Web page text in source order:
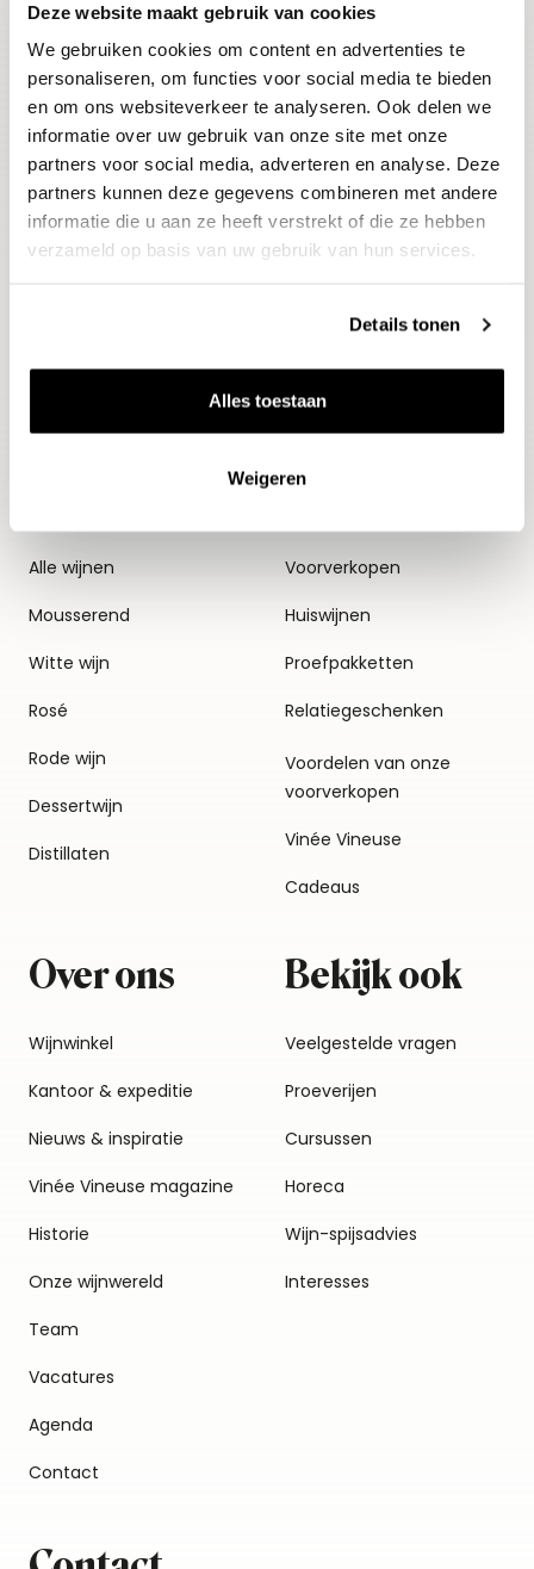
Deze website maakt gebruik van cookies
We gebruiken cookies om content en advertenties te
personaliseren, om functies voor social media te bieden
en om ons websiteverkeer te analyseren. Ook delen we
informatie over uw gebruik van onze site met onze
partners voor social media, adverteren en analyse. Deze
partners kunnen deze gegevens combineren met andere
informatie die u aan ze heeft verstrekt of die ze hebben
verzameld op basis van uw gebruik van hun services.
Details tonen
Alles toestaan
Weigeren
Blijf op de hoogte
Ontvang het laatste wijnnieuws, proeverijen en
evenementen
E-mailadres
Aanmelden
Alle wijnen
Mousserend
Witte wijn
Rosé
Rode wijn
Dessertwijn
Distillaten
Thema's
Voorverkopen
Huiswijnen
Proefpakketten
Relatiegeschenken
Voordelen van onze
voorverkopen
Vinée Vineuse
Cadeaus
Over ons
Wijnwinkel
Kantoor & expeditie
Nieuws & inspiratie
Vinée Vineuse magazine
Historie
Onze wijnwereld
Team
Vacatures
Agenda
Contact
Bekijk ook
Veelgestelde vragen
Proeverijen
Cursussen
Horeca
Wijn-spijsadvies
Interesses